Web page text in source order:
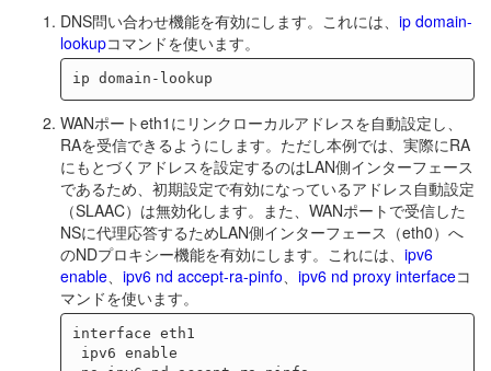
DNS問い合わせ機能を有効にします。これには、 ip domain-
lookupコマンドを使います。
WANポートeth1にリンクローカルアドレスを自動設定し、
RAを受信できるようにします。ただし本例では、実際にRA
にもとづくアドレスを設定するのはLAN側インターフェース
であるため、初期設定で有効になっているアドレス自動設定
（SLAAC）は無効化します。また、WANポートで受信した
NSに代理応答するためLAN側インターフェース（eth0）へ
のNDプロキシー機能を有効にします。これには、 ipv6
enable
ipv6 nd accept-ra-pinfo ipv6 nd proxy interfaceコ
マンドを使います。
interface eth1